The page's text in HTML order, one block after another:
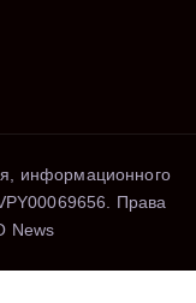
информационного
Права
News